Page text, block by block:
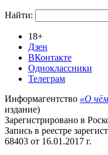
Найти:
18+
Дзен
ВКонтакте
Одноклассники
Телеграм
Информагентство «О
издание)
Зарегистрировано в
Запись в реестре
68403 от 16.01.2017 г.